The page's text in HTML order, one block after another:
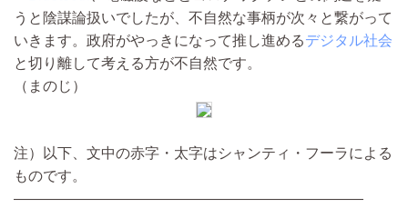
うと陰謀論扱いでしたが、不自然な事柄が次々と繋がって
いきます。政府がやっきになって推し進めるデジタル社会
と切り離して考える方が不自然です。
（まのじ）
注）以下、文中の赤字・太字はシャンティ・フーラによる
ものです。
————————————————————————